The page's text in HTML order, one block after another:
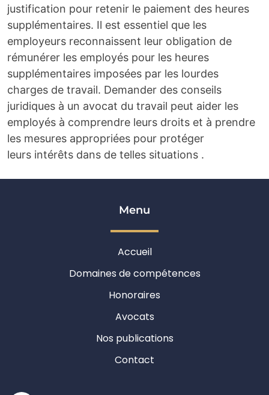
justification pour retenir le paiement des heures
supplémentaires. Il est essentiel que les
employeurs reconnaissent leur obligation de
rémunérer les employés pour les heures
supplémentaires imposées par les lourdes
charges de travail. Demander des conseils
juridiques à un avocat du travail peut aider les
employés à comprendre leurs droits et à prendre
les mesures appropriées pour protéger
leurs intérêts dans de telles situations .
Menu
Accueil
Domaines de compétences
Honoraires
Avocats
Nos publications
Contact